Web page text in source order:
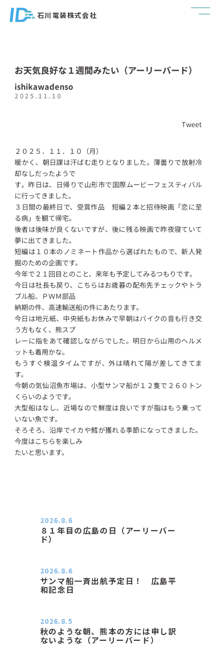
石川電装株式会社
お天気良好な１週間みたい（アーリーバード）
ishikawadenso
2025.11.10
Tweet
２０２５．１１．１０（月）
暖かく、朝日課は汗ばむ走りとなりました。薄曇りで放射冷
却なしだったようで
す。昨日は、日帰りで山形市で国際ムービーフェスティバル
に行ってきました。
３日間の最終日で、受賞作品 短編２本と招待映画「恋に至
る病」を観て帰宅。
後者は後味が良くないですが、後に残る映画で昨夜寝ていて
夢に出てきました。
短編は１０本のノミネート作品から選ばれたもので、新人発
掘のための企画です。
今年で２１回目とのこと、来年も予定してみるつもりです。
今日は社長も戻り、こちらはお歳暮の配布先チェックやトラ
ブル船、ＰＷＭ部品
納期の件、高速輸送船の件にあたります。
今日は地元紙、中央紙もお休みで早朝はバイクの音も行き交
う方もなく、熊スプ
レーに指をあて確認しながらでした。明日から山用のヘルメ
ットも着用かな。
もうすぐ検温タイムですが、外は晴れて陽が差してきてま
す。
今朝の気仙沼魚市場は、小型サンマ船が１２隻で２６０トン
くらいのようです。
大型船はなし、近場なので鮮度は良いですが脂はもう乗って
いない魚です。
そろそろ、沿岸でイカや鱈が獲れる季節になってきました。
今度はこちらを楽しみ
たいと思います。
８１年目の広島の日（アーリーバー
ド）
2026.8.6
サンマ船一斉出航予定日！ 広島平
和記念日
2026.8.6
秋のような朝、熊本の方には申し訳
ないような（アーリーバード）
2026.8.5